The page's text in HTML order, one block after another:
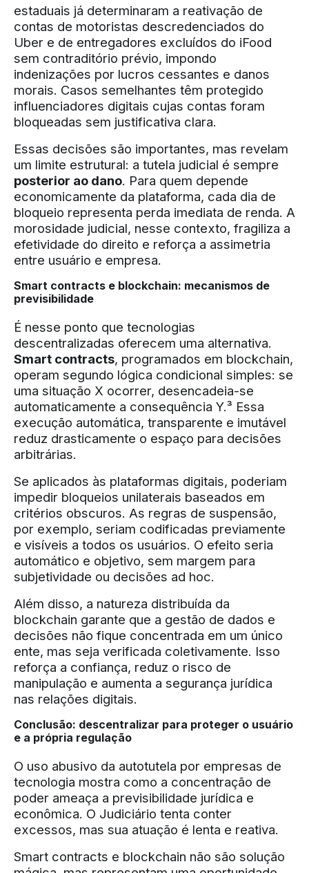
estaduais já determinaram a reativação de
contas de motoristas descredenciados do
Uber e de entregadores excluídos do iFood
sem contraditório prévio, impondo
indenizações por lucros cessantes e danos
morais. Casos semelhantes têm protegido
influenciadores digitais cujas contas foram
bloqueadas sem justificativa clara.
Essas decisões são importantes, mas revelam
um limite estrutural: a tutela judicial é sempre
posterior ao dano. Para quem depende
economicamente da plataforma, cada dia de
bloqueio representa perda imediata de renda. A
morosidade judicial, nesse contexto, fragiliza a
efetividade do direito e reforça a assimetria
entre usuário e empresa.
Smart contracts e blockchain: mecanismos de
previsibilidade
É nesse ponto que tecnologias
descentralizadas oferecem uma alternativa.
Smart contracts, programados em blockchain,
operam segundo lógica condicional simples: se
uma situação X ocorrer, desencadeia-se
automaticamente a consequência Y.³ Essa
execução automática, transparente e imutável
reduz drasticamente o espaço para decisões
arbitrárias.
Se aplicados às plataformas digitais, poderiam
impedir bloqueios unilaterais baseados em
critérios obscuros. As regras de suspensão,
por exemplo, seriam codificadas previamente
e visíveis a todos os usuários. O efeito seria
automático e objetivo, sem margem para
subjetividade ou decisões ad hoc.
Além disso, a natureza distribuída da
blockchain garante que a gestão de dados e
decisões não fique concentrada em um único
ente, mas seja verificada coletivamente. Isso
reforça a confiança, reduz o risco de
manipulação e aumenta a segurança jurídica
nas relações digitais.
Conclusão: descentralizar para proteger o usuário
e a própria regulação
O uso abusivo da autotutela por empresas de
tecnologia mostra como a concentração de
poder ameaça a previsibilidade jurídica e
econômica. O Judiciário tenta conter
excessos, mas sua atuação é lenta e reativa.
Smart contracts e blockchain não são solução